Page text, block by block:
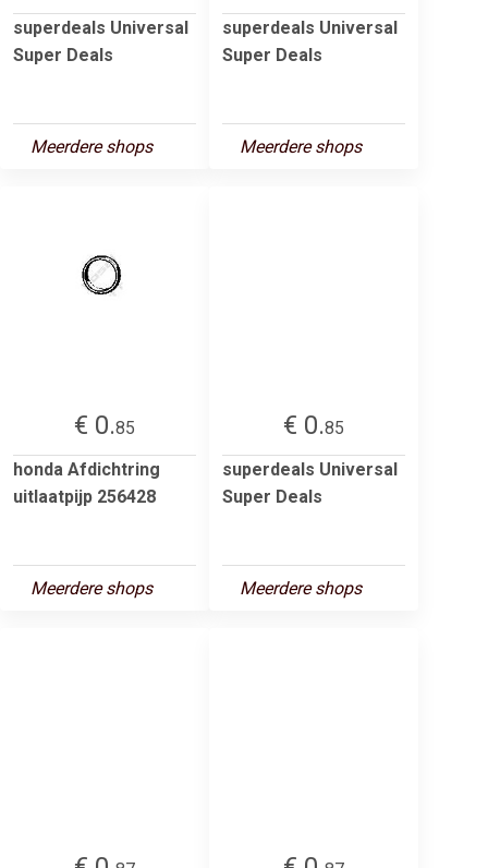
superdeals Universal
Super Deals
Meerdere shops
superdeals Universal
Super Deals
Meerdere shops
€ 0.85
honda Afdichtring
uitlaatpijp 256428
Meerdere shops
€ 0.85
superdeals Universal
Super Deals
Meerdere shops